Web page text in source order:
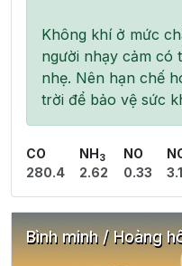
Không khí ở mức
người nhạy cảm có
nhẹ. Nên hạn chế
trời để bảo vệ sức
CO
280.4
NH 3
2.62
NO
0.33
Bình minh / Hoàng